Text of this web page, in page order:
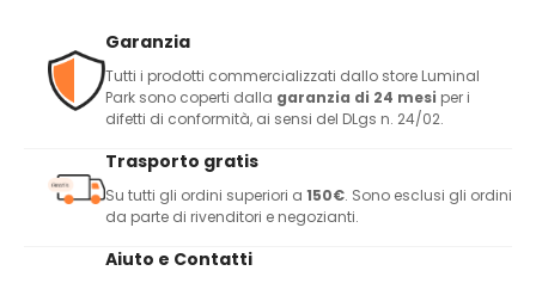
Garanzia
Tutti i prodotti commercializzati dallo store Luminal
Park sono coperti dalla garanzia di 24 mesi per i
difetti di conformità, ai sensi del DLgs n. 24/02.
Trasporto gratis
Su tutti gli ordini superiori a 150€. Sono esclusi gli ordini
da parte di rivenditori e negozianti.
Aiuto e Contatti